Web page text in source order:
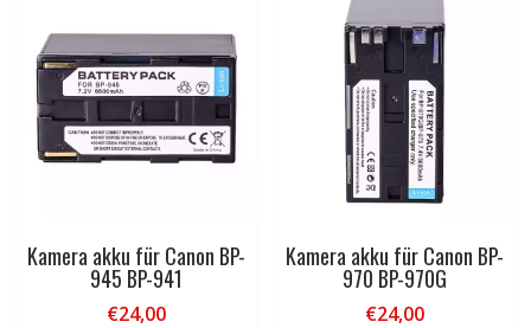
Kamera akku für Canon BP-
945 BP-941
€24,00
Kamera akku für Canon BP-
970 BP-970G
€24,00